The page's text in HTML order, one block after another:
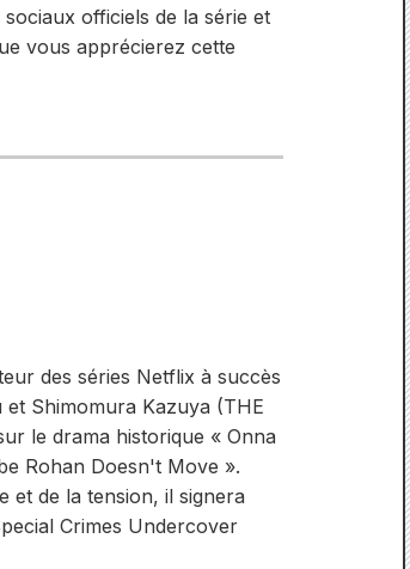
officiels de la série et
vous apprécierez cette
des séries Netflix à succès
Shimomura Kazuya (THE
le drama historique « Onna
Rohan Doesn't Move ».
et de la tension, il signera
Crimes Undercover